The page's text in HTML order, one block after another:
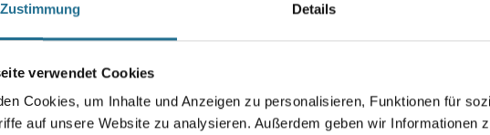
Zustimmung Details
verwendet Cookies
Cookies, um Inhalte und Anzeigen zu personalisieren, Funktionen für
auf unsere Website zu analysieren. Außerdem geben wir Informationen